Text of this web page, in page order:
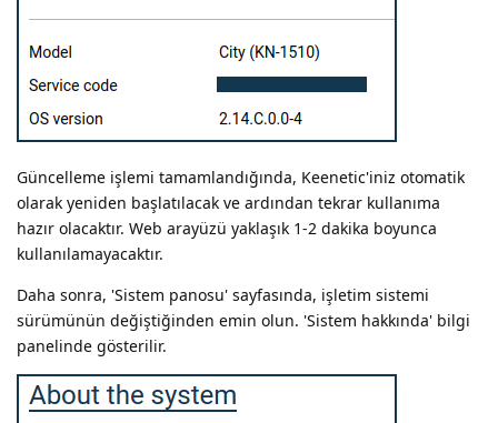
Güncelleme işlemi tamamlandığında, Keenetic'iniz otomatik
olarak yeniden başlatılacak ve ardından tekrar kullanıma
hazır olacaktır. Web arayüzü yaklaşık 1-2 dakika boyunca
kullanılamayacaktır.
Daha sonra, 'Sistem panosu' sayfasında, işletim sistemi
sürümünün değiştiğinden emin olun. 'Sistem hakkında' bilgi
panelinde gösterilir.